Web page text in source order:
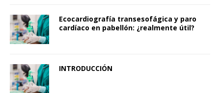
Ecocardiografía transesofágica y paro
cardíaco en pabellón: ¿realmente útil?
INTRODUCCIÓN